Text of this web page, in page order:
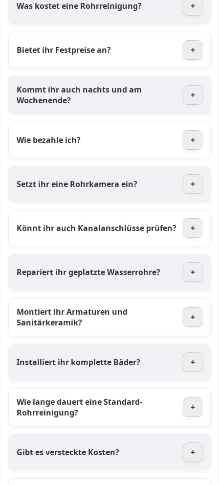
Was kostet eine Rohrreinigung? +
Bietet ihr Festpreise an? +
Kommt ihr auch nachts und am
Wochenende?
+
Wie bezahle ich? +
Setzt ihr eine Rohrkamera ein? +
Könnt ihr auch Kanalanschlüsse prüfen? +
Repariert ihr geplatzte Wasserrohre? +
Montiert ihr Armaturen und
Sanitärkeramik?
+
Installiert ihr komplette Bäder? +
Wie lange dauert eine Standard-
Rohrreinigung?
+
Gibt es versteckte Kosten? +